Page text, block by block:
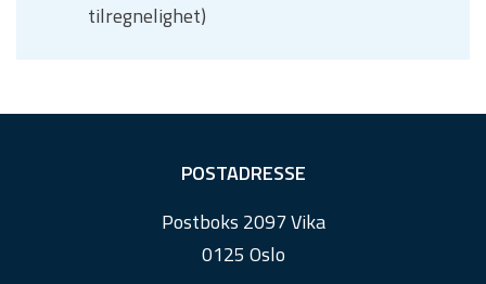
tilregnelighet)
POSTADRESSE
Postboks 2097 Vika
0125 Oslo